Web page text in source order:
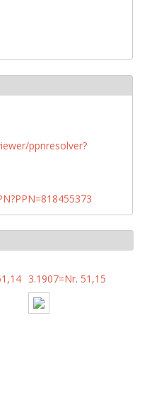
ppnresolver?
3.1907=Nr. 51,15